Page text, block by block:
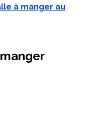
à manger au